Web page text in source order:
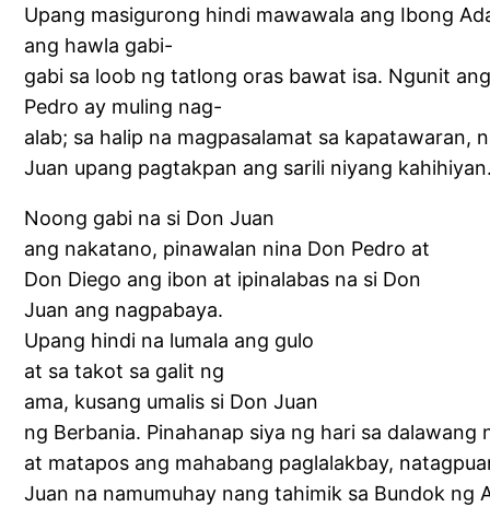
Upang masigurong hindi mawawala ang Ibong
ang hawla gabi-
gabi sa loob ng tatlong oras bawat isa. Ngunit
Pedro ay muling nag-
alab; sa halip na magpasalamat sa kapatawaran,
Juan upang pagtakpan ang sarili niyang
Noong gabi na si Don Juan
ang nakatano, pinawalan nina Don Pedro at
Don Diego ang ibon at ipinalabas na si Don
Juan ang nagpabaya.
Upang hindi na lumala ang gulo
at sa takot sa galit ng
ama, kusang umalis si Don Juan
ng Berbania. Pinahanap siya ng hari sa
at matapos ang mahabang paglalakbay,
Juan na namumuhay nang tahimik sa Bundok ng